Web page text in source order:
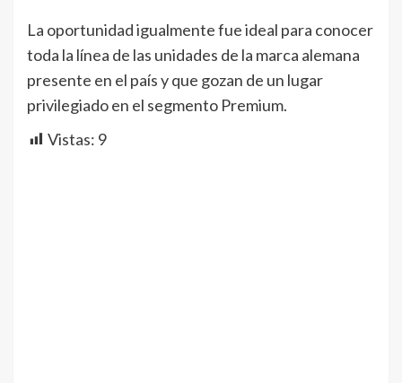
La oportunidad igualmente fue ideal para conocer
toda la línea de las unidades de la marca alemana
presente en el país y que gozan de un lugar
privilegiado en el segmento Premium.
Vistas: 9